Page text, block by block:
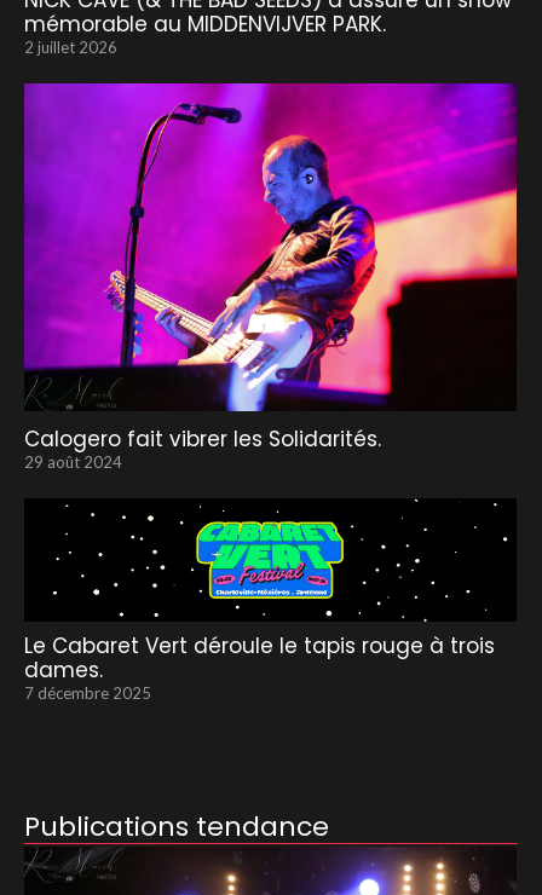
mémorable au MIDDENVIJVER PARK.
2 juillet 2026
Calogero fait vibrer les Solidarités.
29 août 2024
Le Cabaret Vert déroule le tapis rouge à trois
dames.
7 décembre 2025
Publications tendance